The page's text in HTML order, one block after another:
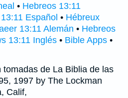
• Hebreos 13:11
Español • Hébreux
13:11 Alemán • Hebreos
13:11 Inglés • Bible Apps •
de La Biblia de las
1997 by The Lockman
Calif,